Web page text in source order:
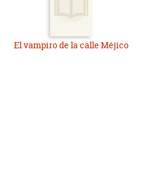
El vampiro de la calle Méjico